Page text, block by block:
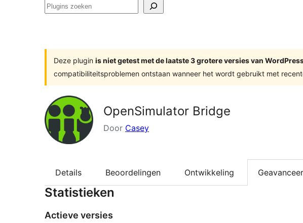
Plugins
Deze plugin is niet getest met de laatste 3 grotere versies van
compatibiliteitsproblemen ontstaan wanneer het wordt gebruikt met
OpenSimulator Bridge
Door Casey
Details Beoordelingen Ontwikkeling
Statistieken
Actieve versies